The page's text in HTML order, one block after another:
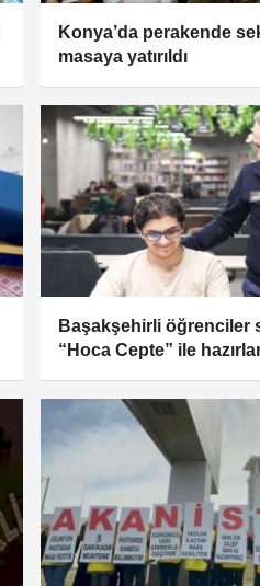
Konya’da perakende
masaya yatırıldı
Başakşehirli öğrenciler
“Hoca Cepte” ile